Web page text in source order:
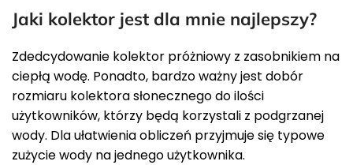
Jaki kolektor jest dla mnie najlepszy?
Zdedcydowanie kolektor próżniowy z zasobnikiem na
ciepłą wodę. Ponadto, bardzo ważny jest dobór
rozmiaru kolektora słonecznego do ilości
użytkowników, którzy będą korzystali z podgrzanej
wody. Dla ułatwienia obliczeń przyjmuje się typowe
zużycie wody na jednego użytkownika.